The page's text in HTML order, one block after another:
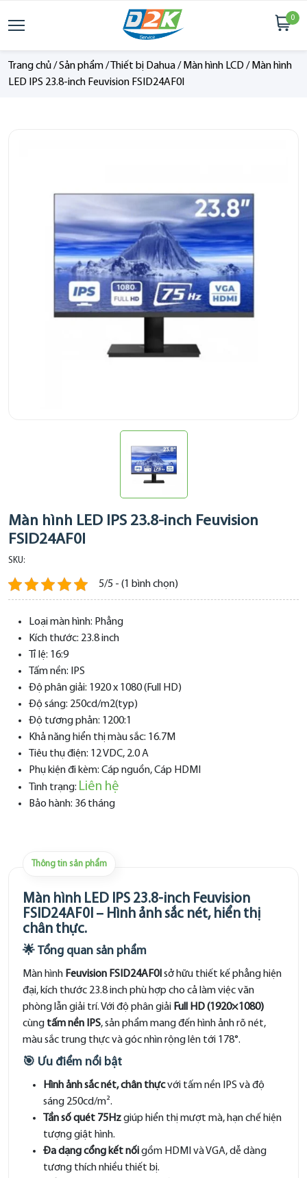
0
Trang chủ/Sản phẩm/ Thiết bị Dahua/ Màn hình LCD/ Màn hình
LED IPS 23.8-inch Feuvision FSID24AF0I
Màn hình LED IPS 23.8-inch Feuvision
FSID24AF0I
SKU:
5/5 - (1 bình chọn)
Loại màn hình: Phẳng
Kích thước: 23.8 inch
Tỉ lệ: 16:9
Tấm nền: IPS
Độ phân giải: 1920 x 1080 (Full HD)
Độ sáng: 250cd/m2(typ)
Độ tương phản: 1200:1
Khả năng hiển thị màu sắc: 16.7M
Tiêu thụ điện: 12 VDC, 2.0 A
Phụ kiện đi kèm: Cáp nguồn, Cáp HDMI
Tình trạng: Liên hệ
Bảo hành: 36 tháng
Thông tin sản phẩm
Màn hình LED IPS 23.8-inch Feuvision
FSID24AF0I – Hình ảnh sắc nét, hiển thị
chân thực.
🌟 Tổng quan sản phẩm
Màn hình Feuvision FSID24AF0I sở hữu thiết kế phẳng hiện
đại, kích thước 23.8 inch phù hợp cho cả làm việc văn
phòng lẫn giải trí. Với độ phân giải Full HD (1920×1080)
cùng tấm nền IPS, sản phẩm mang đến hình ảnh rõ nét,
màu sắc trung thực và góc nhìn rộng lên tới 178°.
🎯 Ưu điểm nổi bật
Hình ảnh sắc nét, chân thựcvới tấm nền IPS và độ
sáng 250cd/m².
Tần số quét 75Hzgiúp hiển thị mượt mà, hạn chế hiện
tượng giật hình.
Đa dạng cổng kết nốigồm HDMI và VGA, dễ dàng
tương thích nhiều thiết bị.